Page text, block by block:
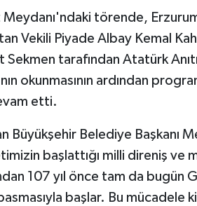
Meydanı'ndaki törende,
Vekili Piyade Albay Kemal
Sekmen tarafından Atatürk
okunmasının ardından
etti.
Büyükşehir Belediye Başkanı
başlattığı milli direniş ve
107 yıl önce tam da bugün
başlar. Bu mücadele